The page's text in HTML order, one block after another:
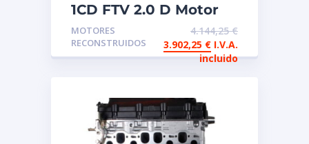
1CD FTV 2.0 D Motor
de intercambio
reconstruido TOYOTA
MOTORES
RECONSTRUIDOS
4.144,25€
3.902,25 € I.V.A.
incluido